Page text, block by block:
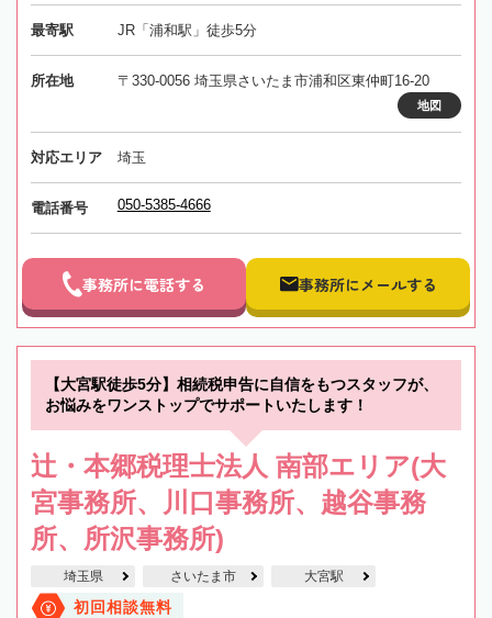
最寄駅 JR「浦和駅」徒歩5分
所在地 〒330-0056 埼玉県さいたま市浦和区東仲町16-20
地図
対応エリア 埼玉
電話番号 050-5385-4666
事務所に電話する 事務所にメールする
【大宮駅徒歩5分】相続税申告に自信をもつスタッフが、
お悩みをワンストップでサポートいたします！
辻・本郷税理士法人 南部エリア(大
宮事務所、川口事務所、越谷事務
所、所沢事務所)
埼玉県 さいたま市 大宮駅
初回相談無料